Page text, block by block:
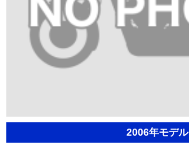
2006年モデル